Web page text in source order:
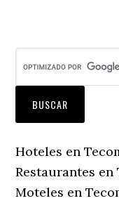
Hoteles en
Restaurantes en
Moteles en